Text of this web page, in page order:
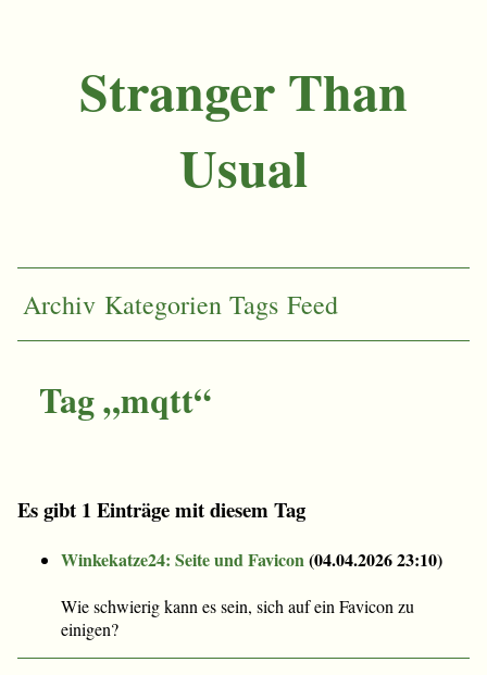
Stranger Than
Usual
Archiv Kategorien Tags Feed
Tag „mqtt“
Es gibt 1 Einträge mit diesem Tag
Winkekatze24: Seite und Favicon(04.04.2026 23:10)
Wie schwierig kann es sein, sich auf ein Favicon zu
einigen?